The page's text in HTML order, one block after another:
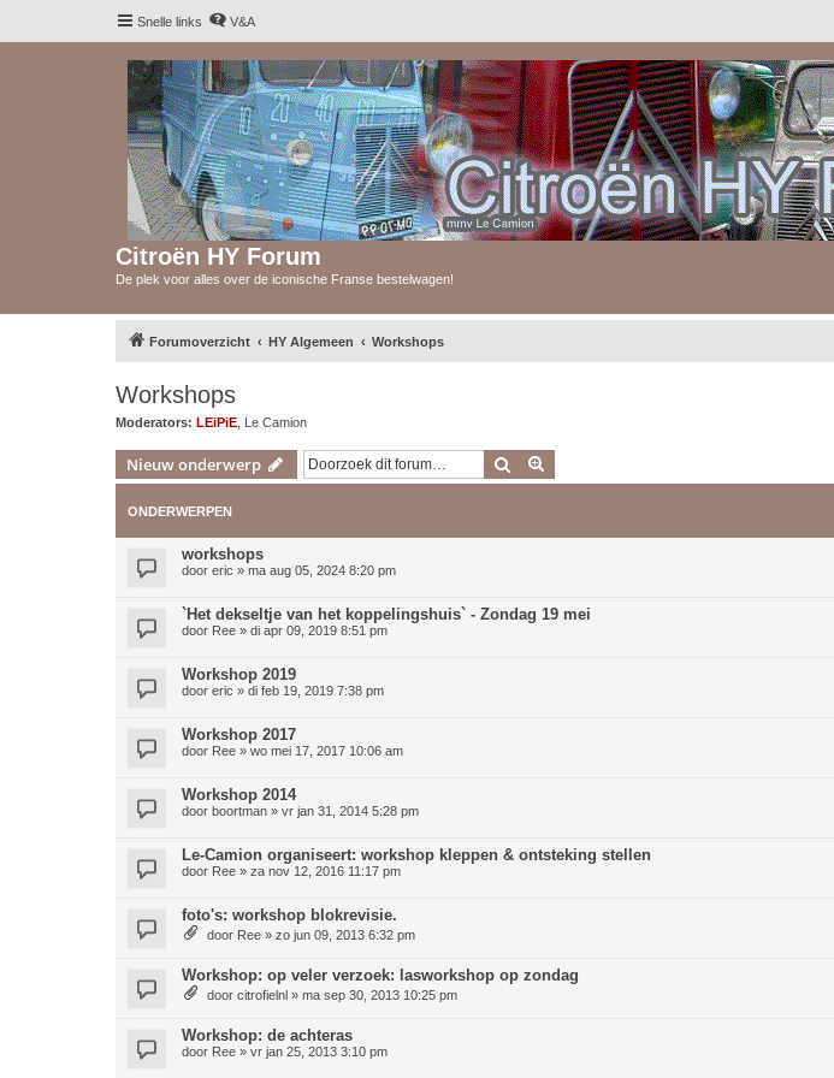
Snelle links V&A
Citroën HY Forum
De plek voor alles over de iconische Franse bestelwagen!
Forumoverzicht HY Algemeen Workshops
Workshops
Moderators: LEiPiE Le Camion
Nieuw onderwerp Zoek
ONDERWERPEN
workshops
door eric » ma aug 05, 2024 8:20 pm
`Het dekseltje van het koppelingshuis` - Zondag 19 mei
door Ree » di apr 09, 2019 8:51 pm
Workshop 2019
door eric » di feb 19, 2019 7:38 pm
Workshop 2017
door Ree » wo mei 17, 2017 10:06 am
Workshop 2014
door boortman » vr jan 31, 2014 5:28 pm
Le-Camion organiseert: workshop kleppen & ontsteking stellen
door Ree » za nov 12, 2016 11:17 pm
foto's: workshop blokrevisie.
door Ree » zo jun 09, 2013 6:32 pm
Workshop: op veler verzoek: lasworkshop op zondag
door citrofielnl » ma sep 30, 2013 10:25 pm
Workshop: de achteras
door Ree » vr jan 25, 2013 3:10 pm